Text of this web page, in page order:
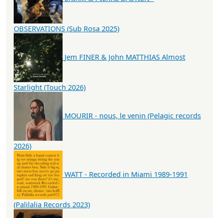
OBSERVATIONS (Sub Rosa 2025)
Jem FINER & John MATTHIAS Almost
Starlight (Touch 2026)
MOURIR - nous, le venin (Pelagic records
2026)
WATT - Recorded in Miami 1989-1991
(Palilalia Records 2023)